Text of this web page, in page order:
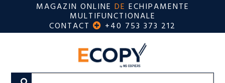
MAGAZIN ONLINE DE ECHIPAMENTE
MULTIFUNCTIONALE
CONTACT +40 753 373 212